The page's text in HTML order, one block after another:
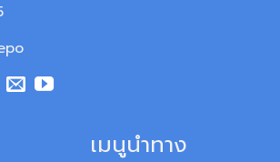
เมนูนำทาง